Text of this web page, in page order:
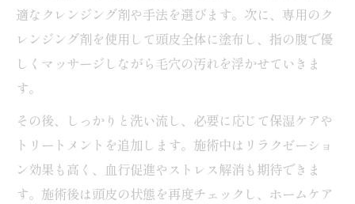
適なクレンジング剤や手法を選びます。次に、専用のク
レンジング剤を使用して頭皮全体に塗布し、指の腹で優
しくマッサージしながら毛穴の汚れを浮かせていきま
す。
その後、しっかりと洗い流し、必要に応じて保湿ケアや
トリートメントを追加します。施術中はリラクゼーショ
ン効果も高く、血行促進やストレス解消も期待できま
す。施術後は頭皮の状態を再度チェックし、ホームケア